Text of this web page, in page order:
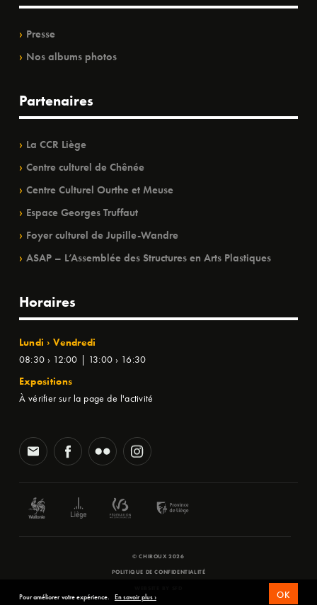
Presse
Nos albums photos
Partenaires
La CCR Liège
Centre culturel de Chênée
Centre Culturel Ourthe et Meuse
Espace Georges Truffaut
Foyer culturel de Jupille-Wandre
ASAP – L’Assemblée des Structures en Arts Plastiques
Horaires
Lundi › Vendredi
08:30 › 12:00 | 13:00 › 16:30
Expositions
À vérifier sur la page de l'activité
© CHIROUX 2026
POLITIQUE DE CONFIDENTIALITÉ
Pour améliorer votre expérience. En savoir plus › OK